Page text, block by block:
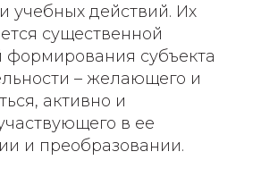
учебных действий. Их
существенной
формирования субъекта
– желающего и
активно и
в ее
и преобразовании.